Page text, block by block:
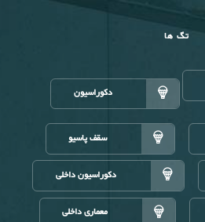
تگ ها
دکوراسیون
سقف پاسیو
دکوراسیون داخلی
معماری داخلی